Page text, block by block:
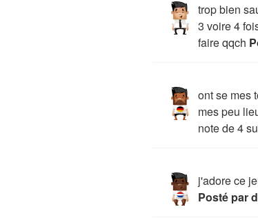
trop bien
3 voire 4
faire qqch
ont se mes
mes peu
note de 4
j'adore ce
Posté par